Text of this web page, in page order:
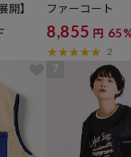
開】
ファーコート
8,855 円
2
7